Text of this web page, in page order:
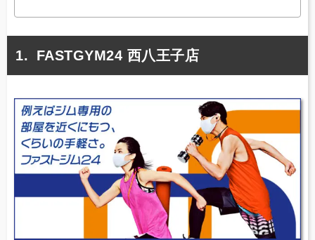
FASTGYM24 西八王子店